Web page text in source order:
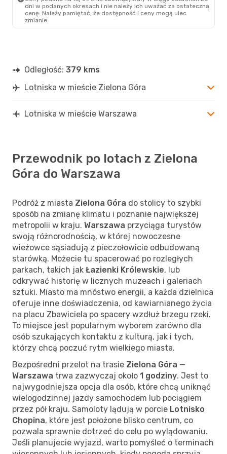
dni w podanych okresach i nie należy ich uważać za ostateczną
cenę. Należy pamiętać, że dostępność i ceny mogą ulec
zmianie.
Odległość: 379 kms
Lotniska w mieście Zielona Góra
Lotniska w mieście Warszawa
Przewodnik po lotach z Zielona
Góra do Warszawa
Podróż z miasta Zielona Góra do stolicy to szybki
sposób na zmianę klimatu i poznanie największej
metropolii w kraju. Warszawa przyciąga turystów
swoją różnorodnością, w której nowoczesne
wieżowce sąsiadują z pieczołowicie odbudowaną
starówką. Możecie tu spacerować po rozległych
parkach, takich jak Łazienki Królewskie, lub
odkrywać historię w licznych muzeach i galeriach
sztuki. Miasto ma mnóstwo energii, a każda dzielnica
oferuje inne doświadczenia, od kawiarnianego życia
na placu Zbawiciela po spacery wzdłuż brzegu rzeki.
To miejsce jest popularnym wyborem zarówno dla
osób szukających kontaktu z kulturą, jak i tych,
którzy chcą poczuć rytm wielkiego miasta.
Bezpośredni przelot na trasie Zielona Góra —
Warszawa trwa zazwyczaj około 1 godziny. Jest to
najwygodniejsza opcja dla osób, które chcą uniknąć
wielogodzinnej jazdy samochodem lub pociągiem
przez pół kraju. Samoloty lądują w porcie Lotnisko
Chopina, które jest położone blisko centrum, co
pozwala sprawnie dotrzeć do celu po wylądowaniu.
Jeśli planujecie wyjazd, warto pomyśleć o terminach